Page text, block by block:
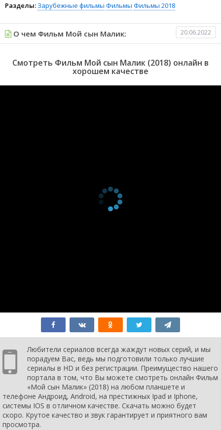
Разделы: Зарубежные фильмы Фильмы Фильмы 2018
О чем Фильм Мой сын Малик: 20.06.2022
Смотреть Фильм Мой сын Малик (2018) онлайн в
хорошем качестве
Любители сериалов всегда жаждут новых серий, и мы
порадуем Вас, ведь мы подготовили только лучшие
сериалы в HD и без регистрации. Преимущество нашего
портала в том, что Вы можете смотреть онлайн Фильм
«Мой сын Малик» (2018) на любом планшете и
телефоне Андроид, Android, на престижных Ipad и Iphone,
системы IOS в отличном качестве. Скачать можно будет
скоро. Крутое качество и звук гарантирует и приятного вам
просмотра.